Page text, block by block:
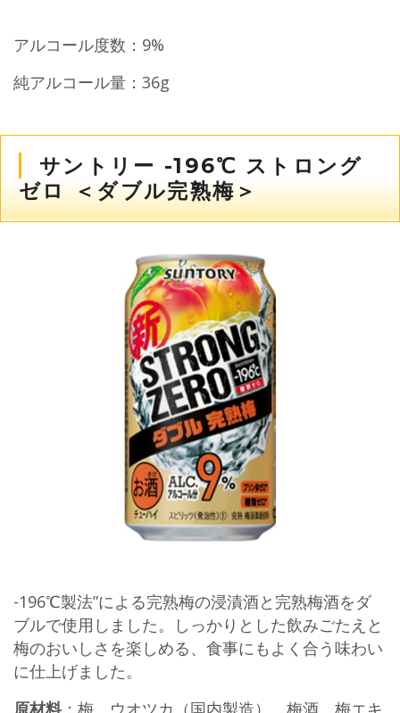
アルコール度数：9%
純アルコール量：36g
サントリー -196℃ ストロング
ゼロ ＜ダブル完熟梅＞
-196℃製法”による完熟梅の浸漬酒と完熟梅酒をダ
ブルで使用しました。しっかりとした飲みごたえと
梅のおいしさを楽しめる、食事にもよく合う味わい
に仕上げました。
原材料：梅、ウオツカ（国内製造）、梅酒、梅エキ